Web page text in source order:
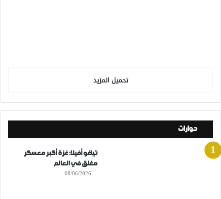
تحميل المزيد
حوارات
تياغو أفيلا: غزة أكبر معسكر
مغلق في العالم
08/06/2026